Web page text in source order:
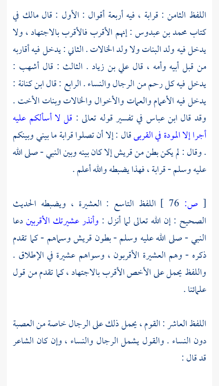
اللفظ الثامن : قرابة ، فيه أربعة أقوال : الأول : قالمالك في
كتابمحمد بن عبدوس: إنهم الأقرب فالأقرب بالاجتهاد ، ولا
يدخل فيه ولد البنات ولا ولد الخالات . الثاني : يدخل فيه أقاربه
من قبل أبيه وأمه ، قال علي بن زياد . الثالث : قال أشهب :
يدخل فيه كل رحم من الرجال والنساء . الرابع : قالابن كنانة :
يدخل فيه الأعمام والعمات والأخوال والخالات وبنات الأخت .
وقد قال ابن عباس في تفسير قوله تعالى : قل لا أسألكم عليه
أجرا إلا المودة في القربىقال : إلا أن تصلوا قرابة ما بيني وبينكم
. وقال : لم يكن بطن منقريشإلا كان بينه وبين النبي - صلى الله
عليه وسلم - قرابة ، فهذا يضبطه والله أعلم .
[ ص:
اللفظ التاسع : العشيرة ، ويضبطه الحديث
الصحيح : إن الله تعالى لما أنزل : وأنذر عشيرتك الأقربيندعا
النبي - صلى الله عليه وسلم - بطون قريشوسماهم - كما تقدم
ذكره - وهم العشيرة الأقربون ، وسواهم عشيرة في الإطلاق .
واللفظ يحمل على الأخص الأقرب بالاجتهاد ، كما تقدم من قول
علمائنا .
اللفظ العاشر : القوم ، يحمل ذلك على الرجال خاصة من العصبة
دون النساء . والقول يشمل الرجال والنساء ، وإن كان الشاعر
قد قال :